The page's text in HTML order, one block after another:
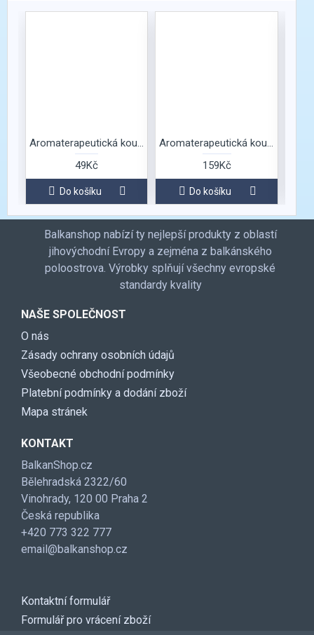
Aromaterapeutická koupelová sůl s vůní růže
49Kč
Do košíku
Aromaterapeutická koupelová sůl s vůní růže
159Kč
Do košíku
Balkanshop nabízí ty nejlepší produkty z oblastí
jihovýchodní Evropy a zejména z balkánského
poloostrova. Výrobky splňují všechny evropské
standardy kvality
NAŠE SPOLEČNOST
O nás
Zásady ochrany osobních údajů
Všeobecné obchodní podmínky
Platební podmínky a dodání zboží
Mapa stránek
KONTAKT
BalkanShop.cz
Bělehradská 2322/60
Vinohrady, 120 00 Praha 2
Česká republika
+420 773 322 777
email@balkanshop.cz
Kontaktní formulář
Formulář pro vrácení zboží